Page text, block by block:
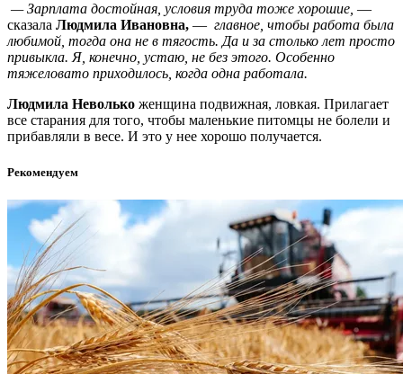
— Зарплата достойная, условия труда тоже хорошие, —
сказала Людмила Ивановна, — главное, чтобы работа была
любимой, тогда она не в тягость. Да и за столько лет просто
привыкла. Я, конечно, устаю, не без этого. Особенно
тяжеловато приходилось, когда одна работала.
Людмила Неволько женщина подвижная, ловкая. Прилагает
все старания для того, чтобы маленькие питомцы не болели и
прибавляли в весе. И это у нее хорошо получается.
Рекомендуем